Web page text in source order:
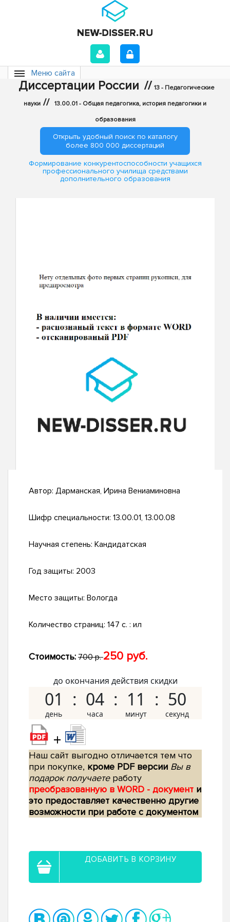
Меню сайта
Диссертации России // 13 - Педагогические
науки // 13.00.01 - Общая педагогика, история педагогики и
образования
Открыть удобный поиск по каталогу
более 800 000 диссертаций
Формирование конкурентоспособности учащихся
профессионального училища средствами
дополнительного образования
Автор: Дарманская, Ирина Вениаминовна
Шифр специальности: 13.00.01, 13.00.08
Научная степень: Кандидатская
Год защиты: 2003
Место защиты: Вологда
Количество страниц: 147 с. : ил
Стоимость: 700 р.250 руб.
до окончания действия скидки
01 04 11 49
+
Наш сайт выгодно отличается тем что
при покупке, кроме PDF версии Вы в
подарок получаетеработу
преобразованную в WORD - документ и
это предоставляет качественно другие
возможности при работе с документом
ДОБАВИТЬ В КОРЗИНУ